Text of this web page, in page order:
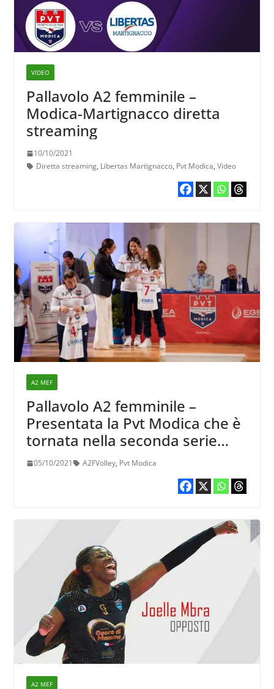
VIDEO
Pallavolo A2 femminile –
Modica-Martignacco diretta
streaming
10/10/2021
Diretta streaming, Libertas Martignacco, Pvt Modica, Video
A2 MEF
Pallavolo A2 femminile –
Presentata la Pvt Modica che è
tornata nella seconda serie
nazionale
05/10/2021 A2FVolley, Pvt Modica
A2 MEF